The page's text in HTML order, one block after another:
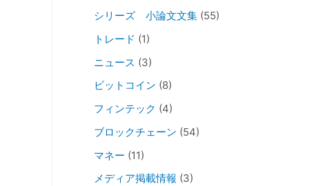
シリーズ 小論文文集 (55)
トレード (1)
ニュース (3)
ビットコイン (8)
フィンテック (4)
ブロックチェーン (54)
マネー (11)
メディア掲載情報 (3)